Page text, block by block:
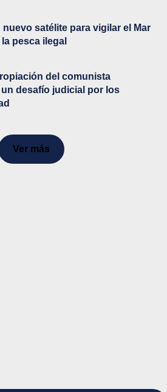
satélite para vigilar el Mar
pesca ilegal
del comunista
desafío judicial por los
Ver más